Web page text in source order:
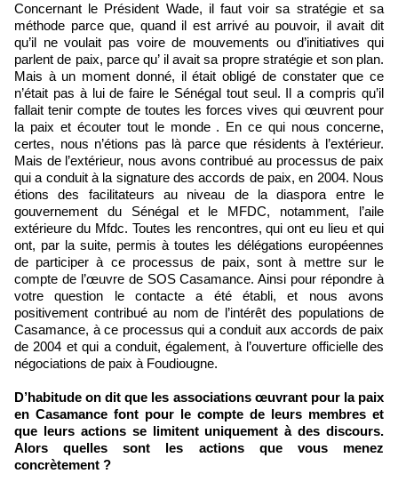
Concernant le Président Wade, il faut voir sa stratégie et sa
méthode parce que, quand il est arrivé au pouvoir, il avait dit
qu’il ne voulait pas voire de mouvements ou d’initiatives qui
parlent de paix, parce qu’ il avait sa propre stratégie et son plan.
Mais à un moment donné, il était obligé de constater que ce
n’était pas à lui de faire le Sénégal tout seul. Il a compris qu’il
fallait tenir compte de toutes les forces vives qui œuvrent pour
la paix et écouter tout le monde . En ce qui nous concerne,
certes, nous n’étions pas là parce que résidents à l’extérieur.
Mais de l’extérieur, nous avons contribué au processus de paix
qui a conduit à la signature des accords de paix, en 2004. Nous
étions des facilitateurs au niveau de la diaspora entre le
gouvernement du Sénégal et le MFDC, notamment, l’aile
extérieure du Mfdc. Toutes les rencontres, qui ont eu lieu et qui
ont, par la suite, permis à toutes les délégations européennes
de participer à ce processus de paix, sont à mettre sur le
compte de l’œuvre de SOS Casamance. Ainsi pour répondre à
votre question le contacte a été établi, et nous avons
positivement contribué au nom de l’intérêt des populations de
Casamance, à ce processus qui a conduit aux accords de paix
de 2004 et qui a conduit, également, à l’ouverture officielle des
négociations de paix à Foudiougne.
D’habitude on dit que les associations œuvrant pour la paix
en Casamance font pour le compte de leurs membres et
que leurs actions se limitent uniquement à des discours.
Alors quelles sont les actions que vous menez
concrètement ?